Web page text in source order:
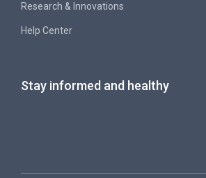
Research & Innovations
Help Center
Stay informed and healthy